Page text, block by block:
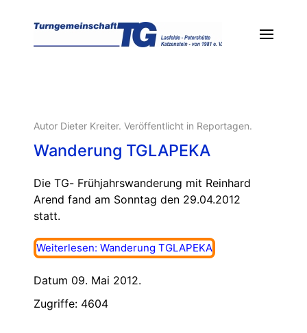
Autor Dieter Kreiter. Veröffentlicht in Reportagen.
Wanderung TGLAPEKA
Die TG- Frühjahrswanderung mit Reinhard
Arend fand am Sonntag den 29.04.2012
statt.
Weiterlesen: Wanderung TGLAPEKA
Datum 09. Mai 2012.
Zugriffe: 4604